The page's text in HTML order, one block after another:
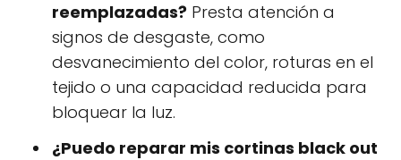
reemplazadas? Presta atención a
signos de desgaste, como
desvanecimiento del color, roturas en el
tejido o una capacidad reducida para
bloquear la luz.
¿Puedo reparar mis cortinas black out